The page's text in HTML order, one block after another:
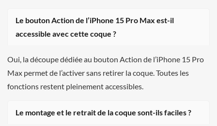
Le bouton Action de l’iPhone 15 Pro Max est-il
accessible avec cette coque ?
Oui, la découpe dédiée au bouton Action de l’iPhone 15 Pro
Max permet de l’activer sans retirer la coque. Toutes les
fonctions restent pleinement accessibles.
Le montage et le retrait de la coque sont-ils faciles ?